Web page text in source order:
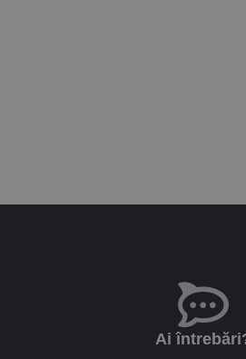
Ai